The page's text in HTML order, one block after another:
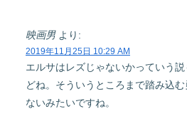
映画男 より:
2019年11月25日 10:29 AM
エルサはレズじゃないかっていう
どね。そういうところまで踏み込
ないみたいですね。